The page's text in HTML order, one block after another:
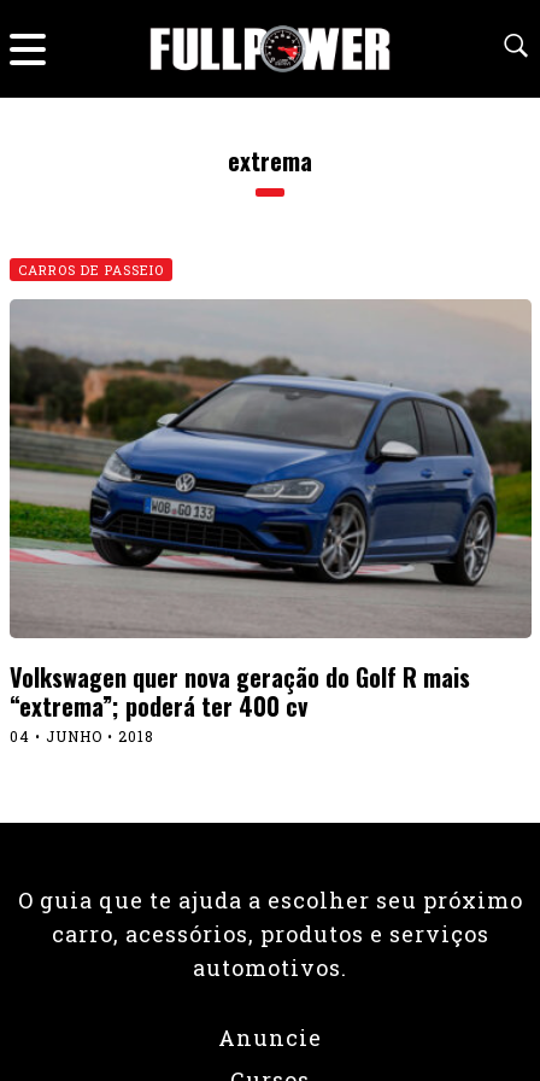
extrema
CARROS DE PASSEIO
Volkswagen quer nova geração do Golf R mais
“extrema”; poderá ter 400 cv
04 • JUNHO • 2018
O guia que te ajuda a escolher seu próximo
carro, acessórios, produtos e serviços
automotivos.
Anuncie